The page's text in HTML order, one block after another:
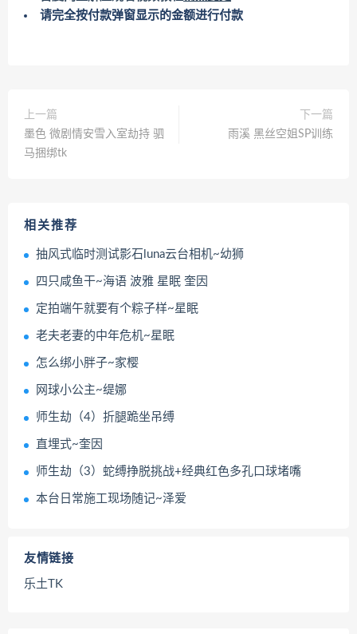
请完全按付款弹窗显示的金额进行付款
上一篇
墨色 微剧情安雪入室劫持 驷
马捆绑tk
下一篇
雨溪 黑丝空姐SP训练
相关推荐
抽风式临时测试影石luna云台相机~幼狮
四只咸鱼干~海语 波雅 星眠 奎因
定拍端午就要有个粽子样~星眠
老夫老妻的中年危机~星眠
怎么绑小胖子~家樱
网球小公主~缇娜
师生劫（4）折腿跪坐吊缚
直埋式~奎因
师生劫（3）蛇缚挣脱挑战+经典红色多孔口球堵嘴
本台日常施工现场随记~泽爱
友情链接
乐土TK